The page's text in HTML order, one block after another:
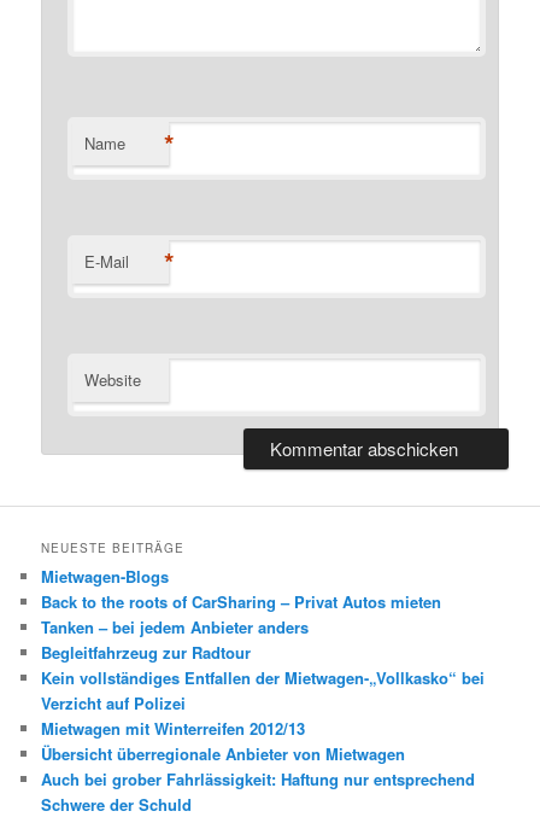
Name *
E-Mail *
Website
NEUESTE BEITRÄGE
Mietwagen-Blogs
Back to the roots of CarSharing – Privat Autos mieten
Tanken – bei jedem Anbieter anders
Begleitfahrzeug zur Radtour
Kein vollständiges Entfallen der Mietwagen-„Vollkasko“ bei
Verzicht auf Polizei
Mietwagen mit Winterreifen 2012/13
Übersicht überregionale Anbieter von Mietwagen
Auch bei grober Fahrlässigkeit: Haftung nur entsprechend
Schwere der Schuld